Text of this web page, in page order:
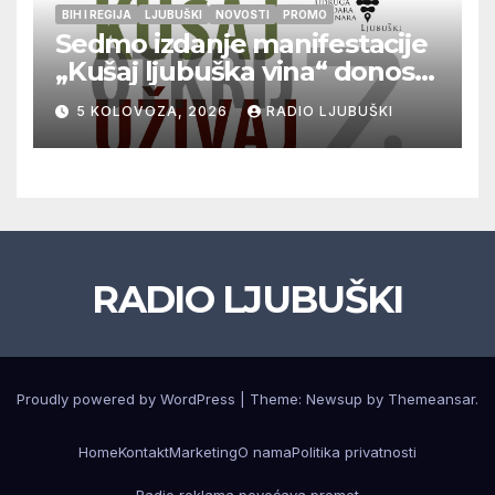
BIH I REGIJA LJUBUŠKI NOVOSTI PROMO
Sedmo izdanje manifestacije
„Kušaj ljubuška vina“ donosi
vrhunska vina, gastronomiju i
glazbu
5 KOLOVOZA, 2026 RADIO LJUBUŠKI
RADIO LJUBUŠKI
Proudly powered by WordPress Theme: Newsup by Themeansar.
HomeKontaktMarketingO namaPolitika privatnosti